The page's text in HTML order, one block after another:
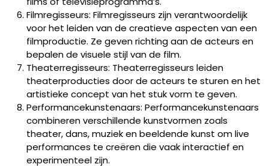
Filmregisseurs: Filmregisseurs zijn verantwoordelijk
voor het leiden van de creatieve aspecten van een
filmproductie. Ze geven richting aan de acteurs en
bepalen de visuele stijl van de film.
Theaterregisseurs: Theaterregisseurs leiden
theaterproducties door de acteurs te sturen en het
artistieke concept van het stuk vorm te geven.
Performancekunstenaars: Performancekunstenaars
combineren verschillende kunstvormen zoals
theater, dans, muziek en beeldende kunst om live
performances te creëren die vaak interactief en
experimenteel zijn.